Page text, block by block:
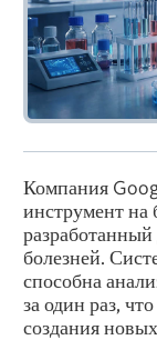
Компания
инструмент на
болезней.
способна
за один раз,
создания